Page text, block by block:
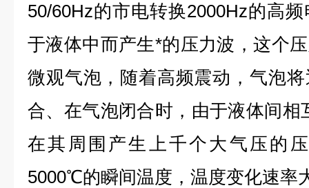
50/60Hz的市电转换2000Hz的高
于液体中而产生*的压力波，这个
微观气泡，随着高频震动，气泡
合、在气泡闭合时，由于液体间相
在其周围产生上千个大气压的
5000℃的瞬间温度，温度变化速率